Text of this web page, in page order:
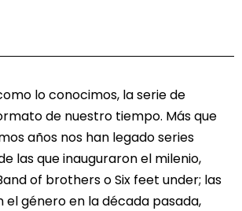
lo conocimos, la serie de
de nuestro tiempo. Más que
años nos han legado series
las que inauguraron el milenio,
of brothers o Six feet under; las
el género en la década pasada,